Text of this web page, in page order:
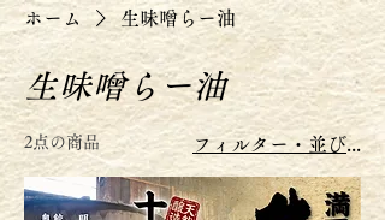
ホーム 生味噌らー油
生味噌らー油
2点の商品 フィルター・並び替え